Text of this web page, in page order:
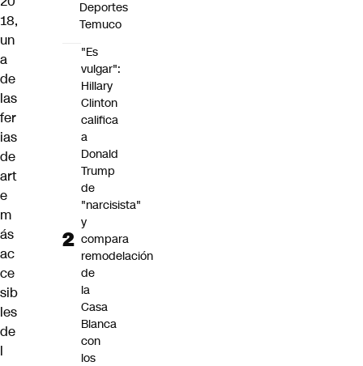
18,
un
a
de
las
fer
ias
de
art
e
m
ás
ac
ce
sib
les
de
l
Deportes
Temuco
"Es
vulgar":
Hillary
Clinton
califica
a
Donald
Trump
de
"narcisista"
y
compara
remodelación
de
la
Casa
Blanca
con
los